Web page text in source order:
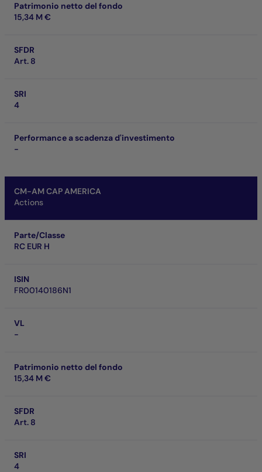
Patrimonio netto del fondo
15,34 M €
SFDR
Art. 8
SRI
4
Performance a scadenza d'investimento
-
CM-AM CAP AMERICA
Actions
Parte/Classe
RC EUR H
ISIN
FR00140186N1
VL
-
Patrimonio netto del fondo
15,34 M €
SFDR
Art. 8
SRI
4